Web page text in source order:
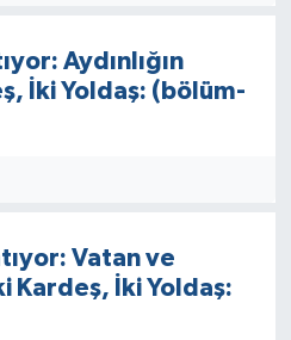
Aydınlığın
İki Yoldaş: (bölüm-
Vatan ve
İki Yoldaş: